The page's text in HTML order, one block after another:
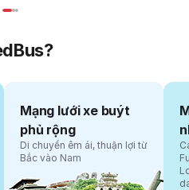
Mạng lưới xe buýt
phủ rộng
Di chuyển êm ái, thuận lợi từ
Bắc vào Nam